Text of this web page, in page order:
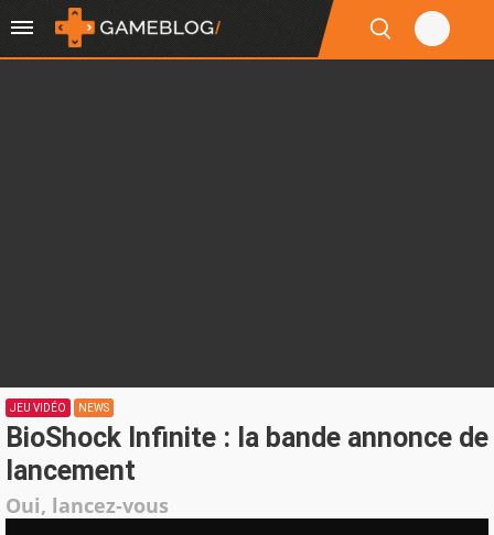
JEU VIDÉO NEWS
BioShock Infinite : la bande annonce de
lancement
Oui, lancez-vous